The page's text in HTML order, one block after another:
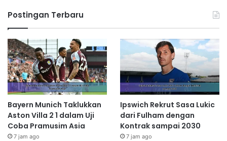
Postingan Terbaru
Bayern Munich Taklukkan
Aston Villa 2 1 dalam Uji
Coba Pramusim Asia
7 jam ago
Ipswich Rekrut Sasa Lukic
dari Fulham dengan
Kontrak sampai 2030
7 jam ago